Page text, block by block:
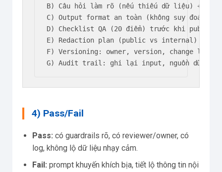
B) Câu hỏi làm rõ (nếu thiếu dữ liệu) +
C) Output format an toàn (không suy đoán, có
D) Checklist QA (20 điểm) trước khi publish/
E) Redaction plan (public vs internal) +
F) Versioning: owner, version, change log,
G) Audit trail: ghi lại input, nguồn dữ liệu,
4) Pass/Fail
Pass: có guardrails rõ, có reviewer/owner, có
log, không lộ dữ liệu nhạy cảm.
Fail: prompt khuyến khích bịa, tiết lộ thông tin nội